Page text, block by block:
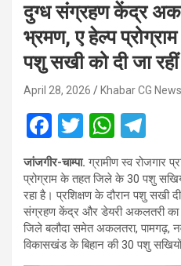
दुग्ध संग्रहण केंद्र
भ्रमण, ए हेल्प
पशु सखी को दी जा रहीं
April 28, 2026 Khabar CG News
F
a
ce
b
o
o
T
wi
tt
er
W
h
at
s
A
p
el
e
gr
a
m
जांजगीर-चाम्पा. ग्रामीण स्व रोजगार
प्रोग्राम के तहत जिले के 30 पशु
रहा है। प्रशिक्षण के दौरान पशु सखी
संग्रहण केंद्र और डेयरी अकलतरी का
जिले बलौदा समेत अकलतरा, पामगढ़,
विकासखंड के बिहान की 30 पशु सखियों